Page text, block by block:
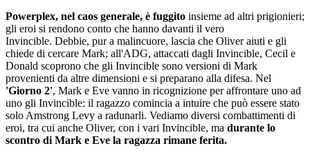
Powerplex, nel caos generale, è fuggito insieme ad altri prigionieri;
gli eroi si rendono conto che hanno davanti il vero
Invincible. Debbie, pur a malincuore, lascia che Oliver aiuti e gli
chiede di cercare Mark; all'ADG, attaccati dagli Invincible, Cecil e
Donald scoprono che gli Invincible sono versioni di Mark
provenienti da altre dimensioni e si preparano alla difesa. Nel
'Giorno 2', Mark e Eve vanno in ricognizione per affrontare uno ad
uno gli Invincible: il ragazzo comincia a intuire che può essere stato
solo Amstrong Levy a radunarli. Vediamo diversi combattimenti di
eroi, tra cui anche Oliver, con i vari Invincible, ma durante lo
scontro di Mark e Eve la ragazza rimane ferita.